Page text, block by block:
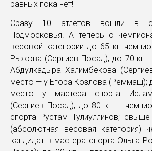
равных пока нет!
Сразу 10 атлетов вошли в
Подмосковья. А теперь о
весовой категории до 65 кг
Рыжова (Сергиев Посад), до 70 кг
Абдулкадыра Халимбекова
место — у Егора Козлова (Реммаш);
место у мастера спорта
(Сергиев Посад); до 80 кг —
спорта Рустам Тулиуллинов;
(абсолютная весовая категория)
кандидат в мастера спорта Ольга